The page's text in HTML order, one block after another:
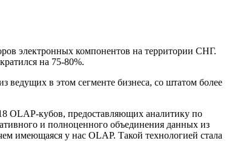
электронных компонентов на территории СНГ.
на 75-80%.
ведущих в этом сегменте бизнеса, со штатом более
OLAP-кубов, предоставляющих аналитику по
и полноценного объединения данных из
имеющаяся у нас OLAP. Такой технологией стала